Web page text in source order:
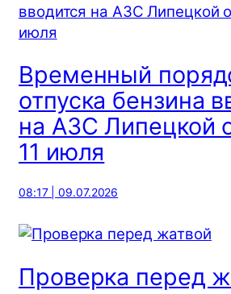
Временный
отпуска бензина
на АЗС Липецкой
11 июля
08:17 | 09.07.2026
Проверка перед